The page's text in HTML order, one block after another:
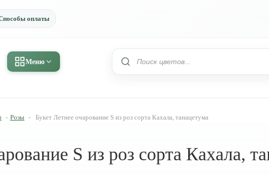
оплаты
Меню
- Розы - Букет Летнее очарование S из роз сорта Кахала, танацетума
S из роз сорта Кахала,